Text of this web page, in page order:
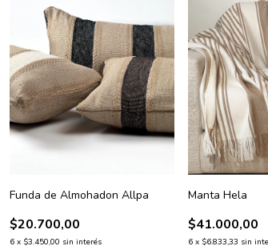
Funda de Almohadon Allpa
$20.700,00
6 x $3.450,00 sin interés
Manta Hela
$41.000,00
6 x $6.833,33 sin